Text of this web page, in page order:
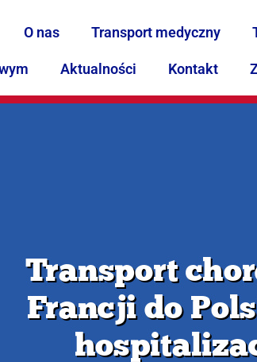
O nas Transport medyczny
Aktualności Kontakt